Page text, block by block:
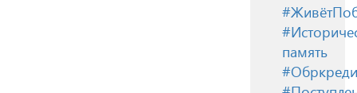
память